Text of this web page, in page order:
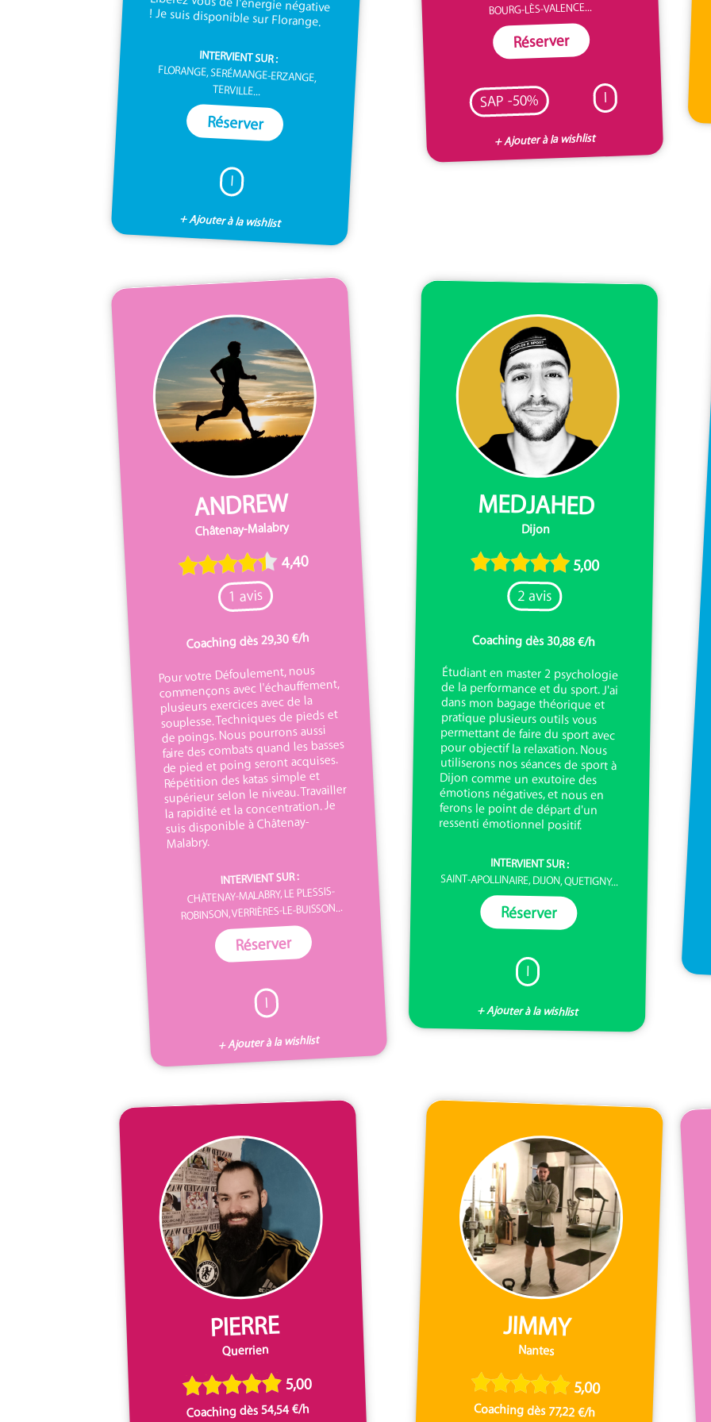
! Je suis disponible sur Florange.
INTERVIENT SUR :
FLORANGE, SERÉMANGE-ERZANGE,
TERVILLE...
Réserver
I
+ Ajouter à la wishlist
BOURG-LÈS-VALENCE...
Réserver
SAP -50% I
+ Ajouter à la wishlist
ANDREW
Châtenay-Malabry
4,40
1 avis
Coaching dès 29,30 €/h
Pour votre Défoulement, nous
commençons avec l'échauffement,
plusieurs exercices avec de la
souplesse. Techniques de pieds et
de poings. Nous pourrons aussi
faire des combats quand les basses
de pied et poing seront acquises.
Répétition des katas simple et
supérieur selon le niveau. Travailler
la rapidité et la concentration. Je
suis disponible à Châtenay-
Malabry.
INTERVIENT SUR :
CHÂTENAY-MALABRY, LE PLESSIS-
ROBINSON, VERRIÈRES-LE-BUISSON...
Réserver
I
+ Ajouter à la wishlist
MEDJAHED
Dijon
5,00
2 avis
Coaching dès 30,88 €/h
Étudiant en master 2 psychologie
de la performance et du sport. J'ai
dans mon bagage théorique et
pratique plusieurs outils vous
permettant de faire du sport avec
pour objectif la relaxation. Nous
utiliserons nos séances de sport à
Dijon comme un exutoire des
émotions négatives, et nous en
ferons le point de départ d'un
ressenti émotionnel positif.
INTERVIENT SUR :
SAINT-APOLLINAIRE, DIJON, QUETIGNY...
Réserver
I
+ Ajouter à la wishlist
PIERRE
Querrien
5,00
Coaching dès 54,54 €/h
JIMMY
Nantes
5,00
Coaching dès 77,22 €/h